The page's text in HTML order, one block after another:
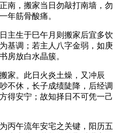
南，搬家当日勿敲打南墙，勿
年筋骨酸痛。
主生于巳午月则搬家后宜多饮
基调；若主人八字金弱，如庚
房放白水晶簇。
家。此日火炎土燥，又冲辰
不休，长子成绩陡降，后经调
得安宁；故知择日不可凭一己
丙午流年安宅之关键，阳历五